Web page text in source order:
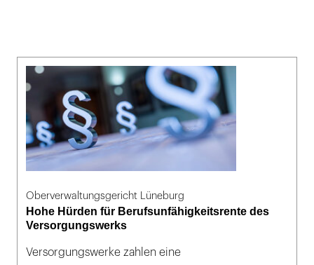
Oberverwaltungsgericht Lüneburg
Hohe Hürden für Berufsunfähigkeitsrente des
Versorgungswerks
Versorgungswerke zahlen eine